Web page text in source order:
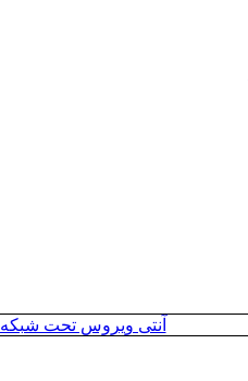
آنتی ویروس تحت شبکه